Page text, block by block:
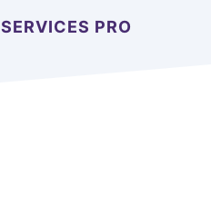
SERVICES PRO